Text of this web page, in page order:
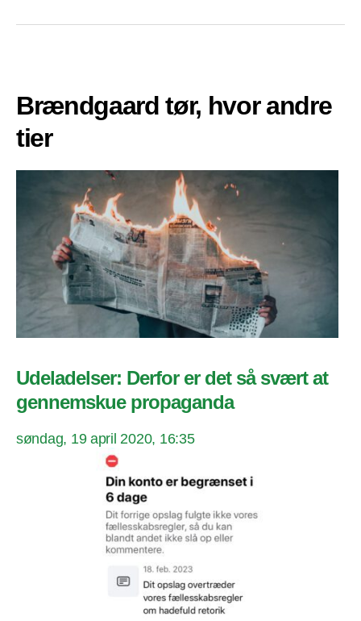
Brændgaard tør, hvor andre
tier
Udeladelser: Derfor er det så svært at
gennemskue propaganda
søndag, 19 april 2020, 16:35